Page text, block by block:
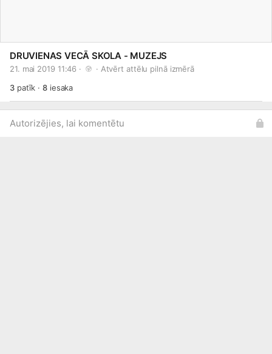
DRUVIENAS VECĀ SKOLA - MUZEJS
21. mai 2019 11:46 · · Atvērt attēlu pilnā izmērā
3patīk ·8iesaka
Autorizējies, lai komentētu